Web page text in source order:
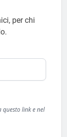
per chi